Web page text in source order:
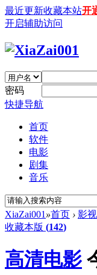
最近更新收藏本站开
开启辅助访问
密码
快捷导航
首页
软件
电影
剧集
音乐
XiaZai001 »首页 › 影视
收藏本版 (142)
高清电影